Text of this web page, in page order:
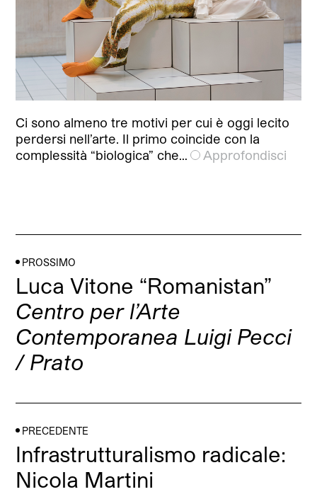
Ci sono almeno tre motivi per cui è oggi lecito
perdersi nell’arte. Il primo coincide con la
complessità “biologica” che…
Approfondisci
PROSSIMO
Luca Vitone “Romanistan”
Centro per l’Arte
Contemporanea Luigi Pecci
/ Prato
PRECEDENTE
Infrastrutturalismo radicale:
Nicola Martini